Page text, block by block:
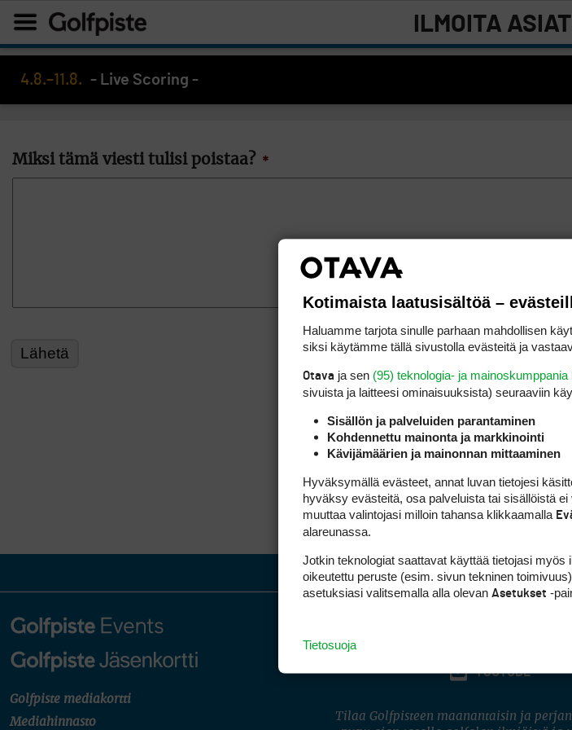
ILMOITA
4.8.–11.8. - Live Scoring -
Miksi tämä viesti tulisi poistaa? *
Golfpiste mediakortti
Mediahinnasto
YOUTUBE
Tilaa Golfpisteen maanantaisin ja
Kotimaista laatusisältöä –
Haluamme tarjota sinulle parhaan mahdollisen
siksi käytämme tällä sivustolla evästeitä ja
Otava ja sen (95) teknologia- ja mainoskumppania
sivuista ja laitteesi ominaisuuk­sista) seuraaviin
Sisällön ja palveluiden parantaminen
Kohdennettu mainonta ja markkinointi
Kävijämäärien ja mainonnan mittaaminen
Hyväksymällä evästeet, annat luvan tietojesi
hyväksy evästeitä, osa palveluista tai sisällöistä
muuttaa valintojasi milloin tahansa klikkaamalla
alareunassa.
Jotkin teknologiat saattavat käyttää tietojasi
oikeutettu peruste (esim. sivun tekninen
asetuksiasi valitsemalla alla olevan Asetukset -
Tietosuoja